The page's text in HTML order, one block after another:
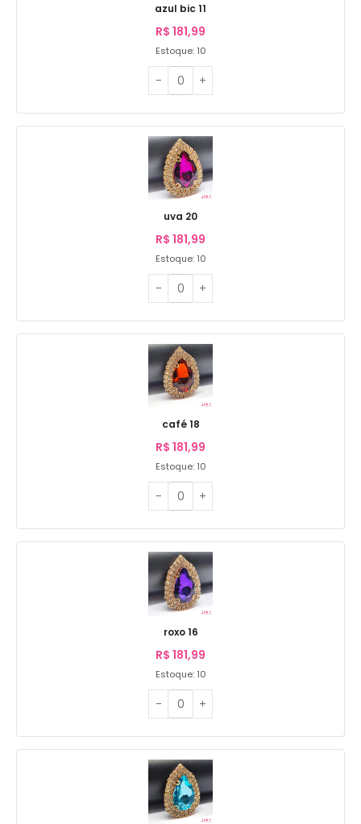
azul bic 11
R$ 181,99
Estoque: 10
uva 20
R$ 181,99
Estoque: 10
café 18
R$ 181,99
Estoque: 10
roxo 16
R$ 181,99
Estoque: 10